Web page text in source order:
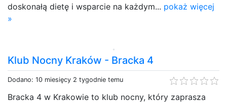
doskonałą dietę i wsparcie na każdym... pokaż więcej
»
Klub Nocny Kraków - Bracka 4
Dodano: 10 miesięcy 2 tygodnie temu
Bracka 4 w Krakowie to klub nocny, który zaprasza